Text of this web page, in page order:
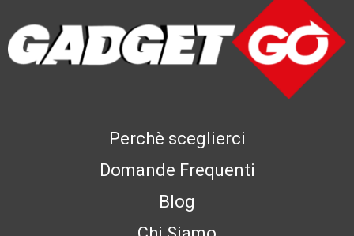
Perchè sceglierci
Domande Frequenti
Blog